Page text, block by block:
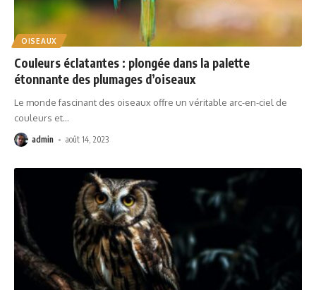
OISEAUX
Couleurs éclatantes : plongée dans la palette
étonnante des plumages d’oiseaux
Le monde fascinant des oiseaux offre un véritable arc-en-ciel de
couleurs et…
admin août 14, 2023